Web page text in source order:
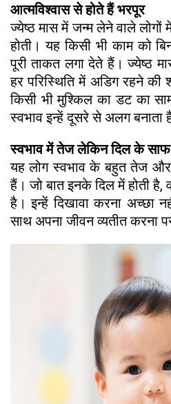
आत्मविश्वास से होते हैं भरपूर
ज्येष्ठ मास में जन्म लेने वाले लोगों
होती। यह किसी भी काम को
पूरी ताकत लगा देते हैं। ज्येष्ठ
हर परिस्थिति में अडिग रहने की
किसी भी मुश्किल का डट का
स्वभाव इन्हें दूसरे से अलग बनाता
स्वभाव में तेज लेकिन दिल के साफ
यह लोग स्वभाव के बहुत तेज और
हैं। जो बात इनके दिल में होती है,
है। इन्हें दिखावा करना अच्छा
साथ अपना जीवन व्यतीत करना